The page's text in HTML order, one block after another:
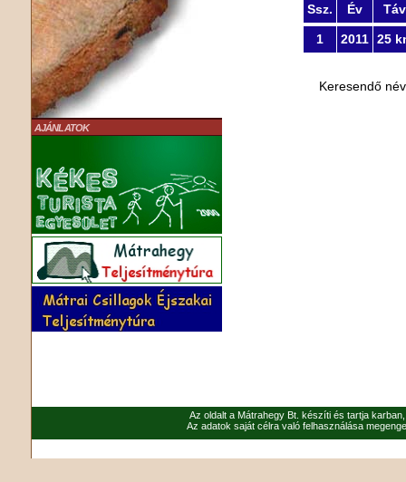
AJÁNLATOK
Ssz. Év Táv
1 2011 25
Keresendő
Az oldalt a Mátrahegy Bt. készíti és tartja
Az adatok saját célra való felhasználása